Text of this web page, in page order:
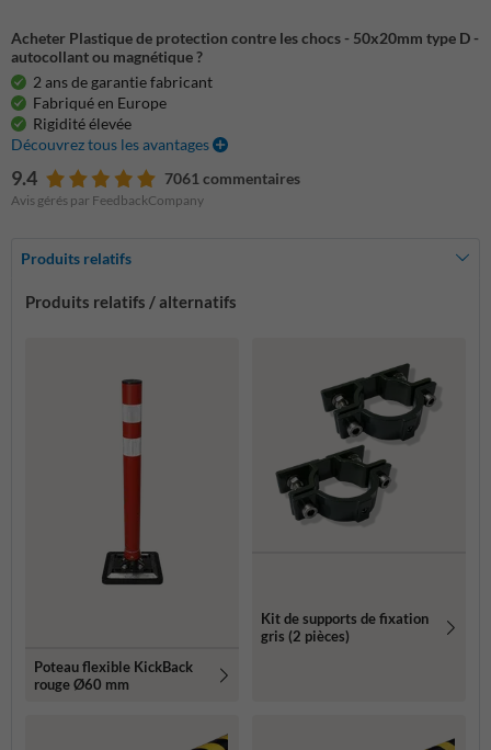
Acheter Plastique de protection contre les chocs - 50x20mm type D -
autocollant ou magnétique ?
2 ans de garantie fabricant
Fabriqué en Europe
Rigidité élevée
Découvrez tous les avantages
9.4 7061 commentaires
Avis gérés par FeedbackCompany
Produits relatifs
Produits relatifs / alternatifs
Poteau flexible KickBack
rouge Ø60 mm
Kit de supports de fixation
gris (2 pièces)